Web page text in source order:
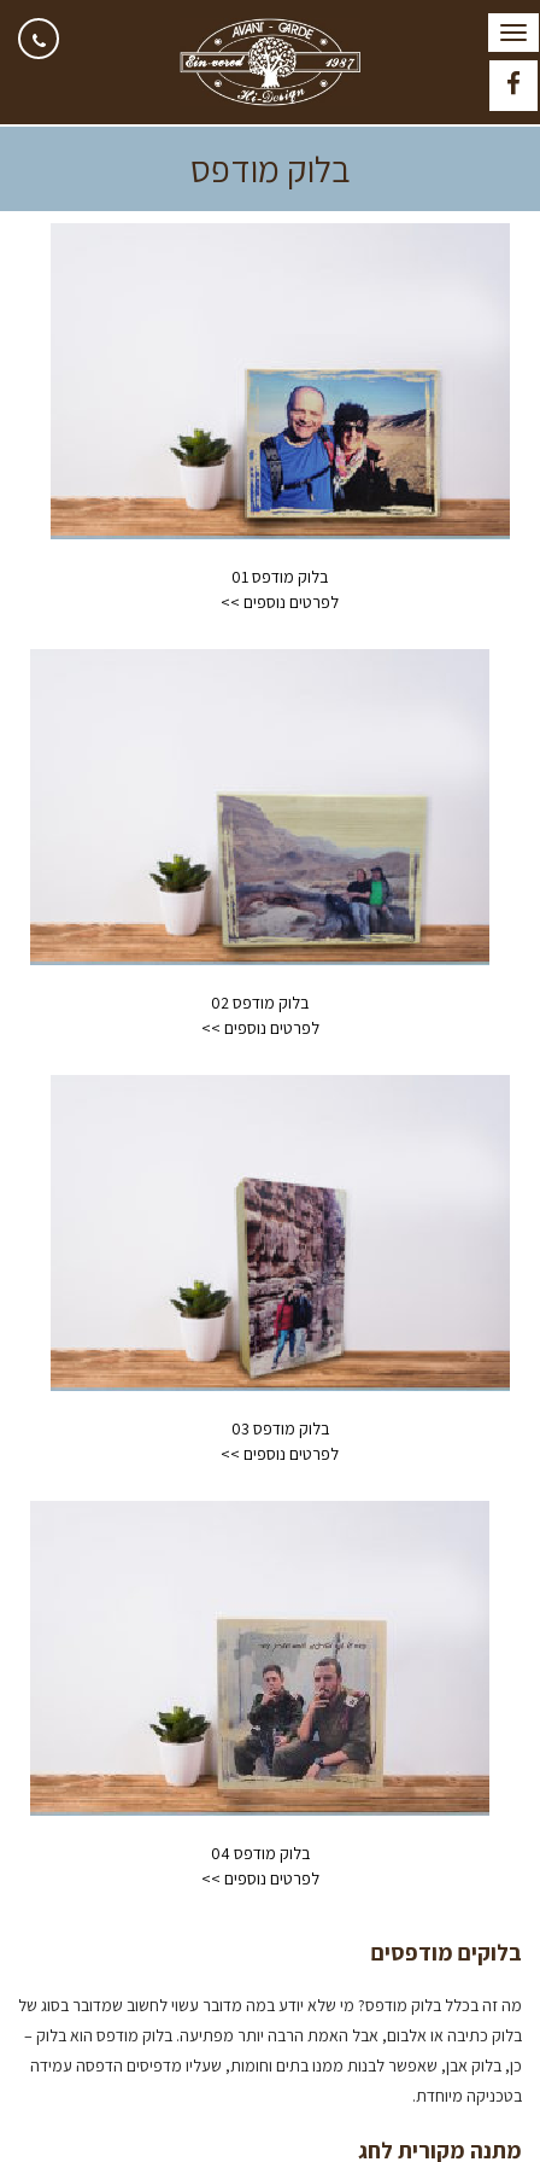
Facebook
תפריט
בלוק מודפס
בלוק מודפס 01
בלוק מודפס 02
בלוק מודפס 03
בלוק מודפס 04
בלוקים מודפסים
מה זה בכלל בלוק מודפס? מי שלא יודע במה מדובר עשוי לחשוב שמדובר בסוג של
בלוק כתיבה או אלבום, אבל האמת הרבה יותר מפתיעה. בלוק מודפס הוא בלוק –
כן, בלוק אבן, שאפשר לבנות ממנו בתים וחומות, שעליו מדפיסים הדפסה עמידה
בטכניקה מיוחדת.
מתנה מקורית לחג